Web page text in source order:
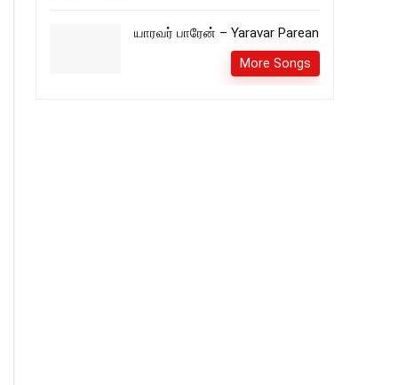
யாரவர் பாரேன் – Yaravar Parean
More Songs